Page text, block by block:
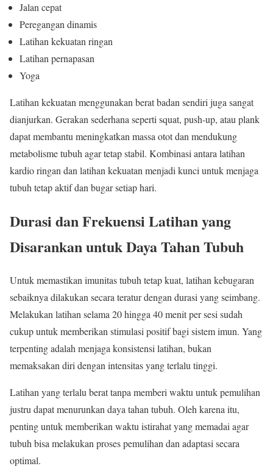
Jalan cepat
Peregangan dinamis
Latihan kekuatan ringan
Latihan pernapasan
Yoga
Latihan kekuatan menggunakan berat badan sendiri juga sangat
dianjurkan. Gerakan sederhana seperti squat, push-up, atau plank
dapat membantu meningkatkan massa otot dan mendukung
metabolisme tubuh agar tetap stabil. Kombinasi antara latihan
kardio ringan dan latihan kekuatan menjadi kunci untuk menjaga
tubuh tetap aktif dan bugar setiap hari.
Durasi dan Frekuensi Latihan yang
Disarankan untuk Daya Tahan Tubuh
Untuk memastikan imunitas tubuh tetap kuat, latihan kebugaran
sebaiknya dilakukan secara teratur dengan durasi yang seimbang.
Melakukan latihan selama 20 hingga 40 menit per sesi sudah
cukup untuk memberikan stimulasi positif bagi sistem imun. Yang
terpenting adalah menjaga konsistensi latihan, bukan
memaksakan diri dengan intensitas yang terlalu tinggi.
Latihan yang terlalu berat tanpa memberi waktu untuk pemulihan
justru dapat menurunkan daya tahan tubuh. Oleh karena itu,
penting untuk memberikan waktu istirahat yang memadai agar
tubuh bisa melakukan proses pemulihan dan adaptasi secara
optimal.